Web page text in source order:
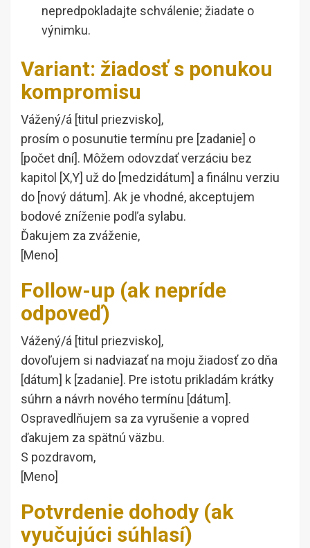
nepredpokladajte schválenie; žiadate o
výnimku.
Variant: žiadosť s ponukou
kompromisu
Vážený/á [titul priezvisko],
prosím o posunutie termínu pre [zadanie] o
[počet dní]. Môžem odovzdať verzáciu bez
kapitol [X,Y] už do [medzidátum] a finálnu verziu
do [nový dátum]. Ak je vhodné, akceptujem
bodové zníženie podľa sylabu.
Ďakujem za zváženie,
[Meno]
Follow-up (ak nepríde
odpoveď)
Vážený/á [titul priezvisko],
dovoľujem si nadviazať na moju žiadosť zo dňa
[dátum] k [zadanie]. Pre istotu prikladám krátky
súhrn a návrh nového termínu [dátum].
Ospravedlňujem sa za vyrušenie a vopred
ďakujem za spätnú väzbu.
S pozdravom,
[Meno]
Potvrdenie dohody (ak
vyučujúci súhlasí)